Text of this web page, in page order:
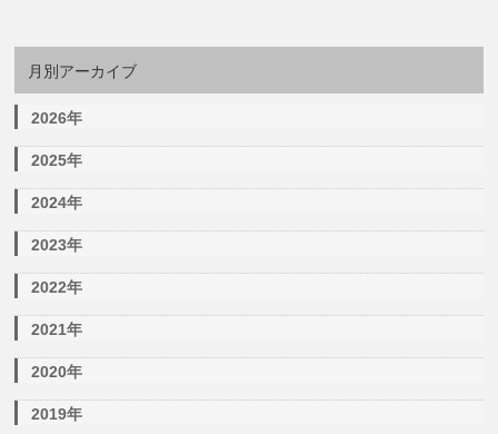
月別アーカイブ
2026年
2025年
2024年
2023年
2022年
2021年
2020年
2019年